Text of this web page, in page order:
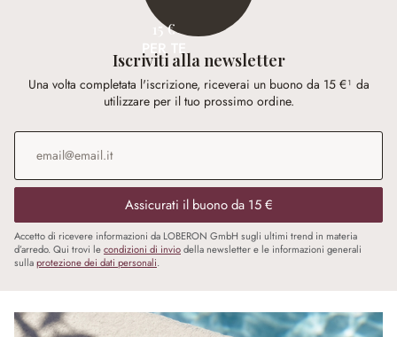
15 €
PER TE
Iscriviti alla newsletter
Una volta completata l'iscrizione, riceverai un buono da 15 €¹ da
utilizzare per il tuo prossimo ordine.
Indirizzo e-mail
Assicurati il buono da 15 €
Accetto di ricevere informazioni da LOBERON GmbH sugli ultimi trend in materia
d’arredo. Qui trovi lecondizioni di inviodella newsletter e le informazioni generali
sullaprotezione dei dati personali.